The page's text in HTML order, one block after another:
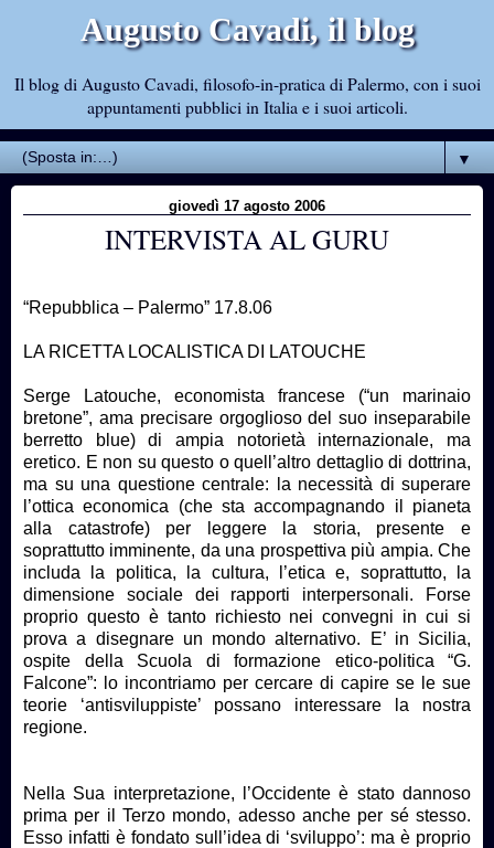
Augusto Cavadi, il blog
Il blog di Augusto Cavadi, filosofo-in-pratica di Palermo, con i suoi
appuntamenti pubblici in Italia e i suoi articoli.
▼
giovedì 17 agosto 2006
INTERVISTA AL GURU
“Repubblica – Palermo” 17.8.06
LA RICETTA LOCALISTICA DI LATOUCHE
Serge Latouche, economista francese (“un marinaio
bretone”, ama precisare orgoglioso del suo inseparabile
berretto blue) di ampia notorietà internazionale, ma
eretico. E non su questo o quell’altro dettaglio di dottrina,
ma su una questione centrale: la necessità di superare
l’ottica economica (che sta accompagnando il pianeta
alla catastrofe) per leggere la storia, presente e
soprattutto imminente, da una prospettiva più ampia. Che
includa la politica, la cultura, l’etica e, soprattutto, la
dimensione sociale dei rapporti interpersonali. Forse
proprio questo è tanto richiesto nei convegni in cui si
prova a disegnare un mondo alternativo. E’ in Sicilia,
ospite della Scuola di formazione etico-politica “G.
Falcone”: lo incontriamo per cercare di capire se le sue
teorie ‘antisviluppiste’ possano interessare la nostra
regione.
Nella Sua interpretazione, l’Occidente è stato dannoso
prima per il Terzo mondo, adesso anche per sé stesso.
Esso infatti è fondato sull’idea di ‘sviluppo’: ma è proprio